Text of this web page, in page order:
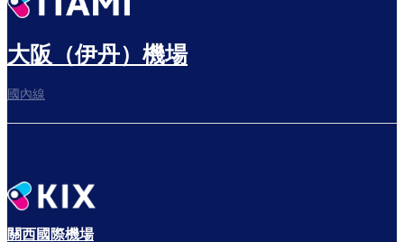
大阪（伊丹）機場
國內線
關西國際機場